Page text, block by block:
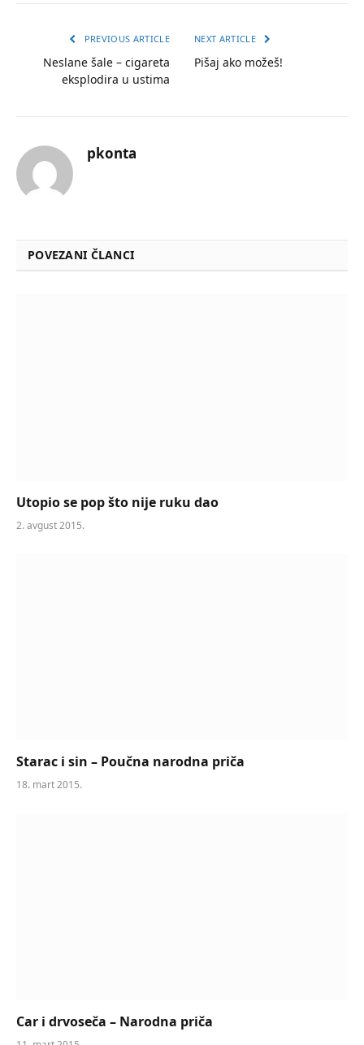
PREVIOUS ARTICLE
Neslane šale – cigareta
eksplodira u ustima
NEXT ARTICLE
Pišaj ako možeš!
pkonta
POVEZANI ČLANCI
Utopio se pop što nije ruku dao
2. avgust 2015.
Starac i sin – Poučna narodna priča
18. mart 2015.
Car i drvoseča – Narodna priča